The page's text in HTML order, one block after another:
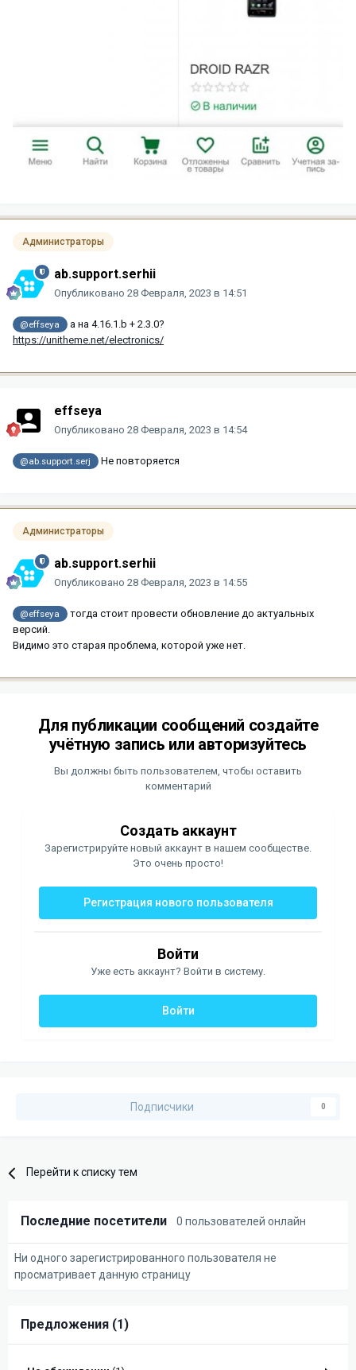
Администраторы
ab.support.serhii
Опубликовано 28 Февраля, 2023 в 14:51
@effseya
а на 4.16.1.b + 2.3.0?
https://unitheme.net/electronics/
effseya
Опубликовано 28 Февраля, 2023 в 14:54
@ab.support.serj Не повторяется
Администраторы
ab.support.serhii
Опубликовано 28 Февраля, 2023 в 14:55
@effseya
тогда стоит провести обновление до актуальных
версий.
Видимо это старая проблема, которой уже нет.
Для публикации сообщений создайте
учётную запись или авторизуйтесь
Вы должны быть пользователем, чтобы оставить
комментарий
Создать аккаунт
Зарегистрируйте новый аккаунт в нашем сообществе.
Это очень просто!
Регистрация нового пользователя
Войти
Уже есть аккаунт? Войти в систему.
Войти
Подписчики 0
Перейти к списку тем
Последние посетители 0 пользователей онлайн
Ни одного зарегистрированного пользователя не
просматривает данную страницу
Предложения (1)